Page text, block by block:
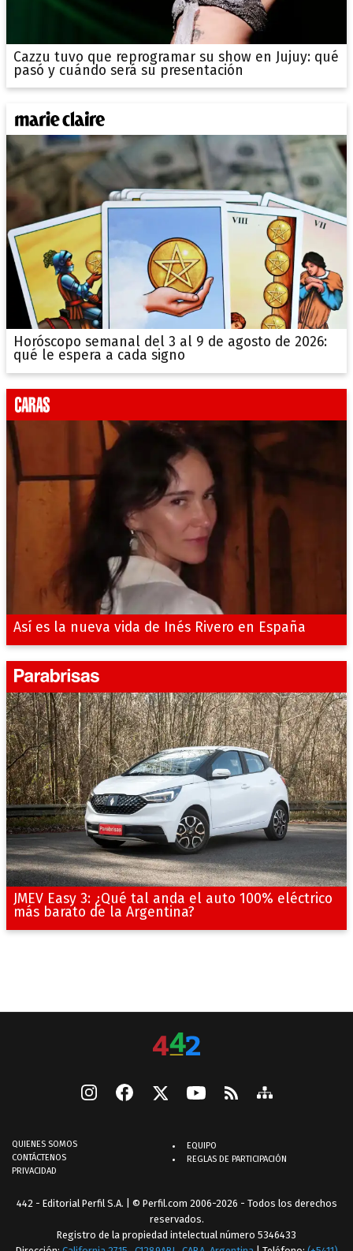
Cazzu tuvo que reprogramar su show en Jujuy: qué
pasó y cuándo será su presentación
Horóscopo semanal del 3 al 9 de agosto de 2026:
qué le espera a cada signo
Así es la nueva vida de Inés Rivero en España
JMEV Easy 3: ¿Qué tal anda el auto 100% eléctrico
más barato de la Argentina?
QUIENES SOMOS
CONTÁCTENOS
PRIVACIDAD
EQUIPO
REGLAS DE PARTICIPACIÓN
442 - Editorial Perfil S.A. | © Perfil.com 2006-2026 - Todos los derechos
reservados.
Registro de la propiedad intelectual número 5346433